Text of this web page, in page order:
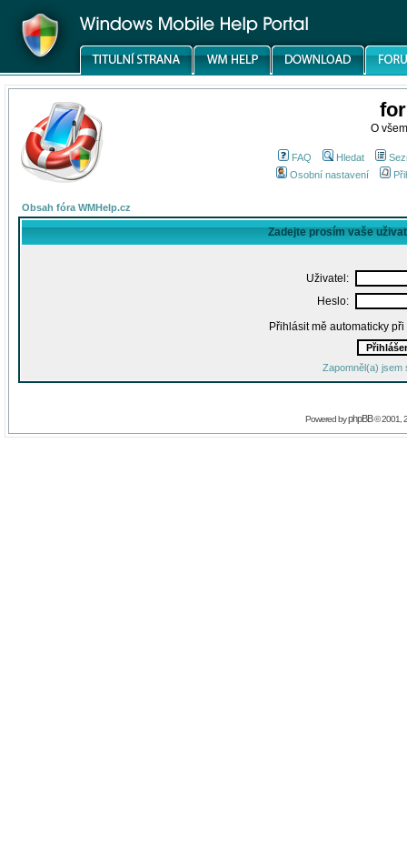
O
FAQ Hledat
Osobní nastavení
Obsah fóra WMHelp.cz
Zadejte prosím vaše
Uživatel:
Heslo:
Přihlásit mě automaticky
Zapomněl(a) jsem
Powered byphpBB© 2001,